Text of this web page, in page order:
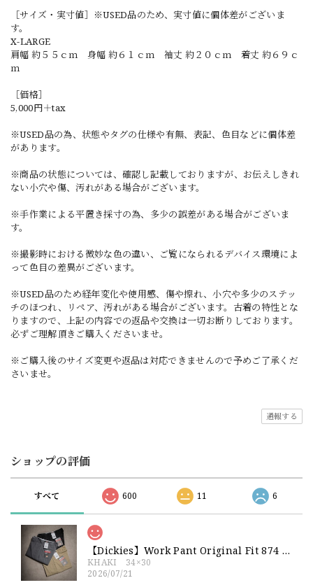
［サイズ・実寸値］※USED品のため、実寸値に個体差がございま
す。
X-LARGE
肩幅 約５５ｃｍ 身幅 約６１ｃｍ 袖丈 約２０ｃｍ 着丈 約６９ｃ
ｍ
［価格］
5,000円＋tax
※USED品の為、状態やタグの仕様や有無、表記、色目などに個体差
があります。
※商品の状態については、確認し記載しておりますが、お伝えしきれ
ない小穴や傷、汚れがある場合がございます。
※手作業による平置き採寸の為、多少の誤差がある場合がございま
す。
※撮影時における微妙な色の違い、ご覧になられるデバイス環境によ
って色目の差異がございます。
※USED品のため経年変化や使用感、傷や擦れ、小穴や多少のステッ
チのほつれ、リペア、汚れがある場合がございます。古着の特性とな
りますので、上記の内容での返品や交換は一切お断りしております。
必ずご理解頂きご購入くださいませ。
※ご購入後のサイズ変更や返品は対応できませんので予めご了承くだ
さいませ。
通報する
ショップの評価
すべて 600 11 6
【Dickies】Work Pant Original Fit 874 新品 ディッキーズ オリジナルフィット ワークパンツ
KHAKI 34×30
2026/07/21